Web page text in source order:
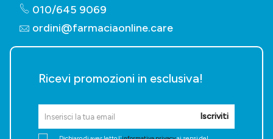
010/645 9069
ordini@farmaciaonline.care
Ricevi promozioni in esclusiva!
Iscriviti